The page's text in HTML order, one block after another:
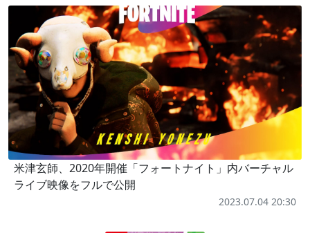
米津玄師、2020年開催「フォートナイト」内バーチャル
ライブ映像をフルで公開
2023.07.04 20:30